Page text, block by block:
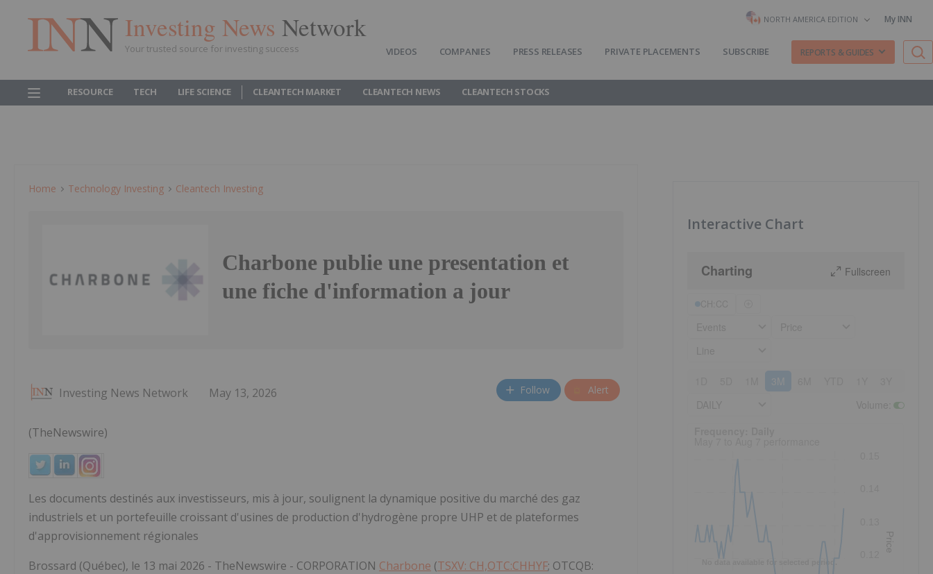
Investing News Network
Your trusted source for investing success
NORTH AMERICA EDITION My INN
VIDEOS COMPANIES PRESS RELEASES PRIVATE PLACEMENTS SUBSCRIBE REPORTS & GUIDES
RESOURCE TECH LIFE SCIENCE CLEANTECH MARKET CLEANTECH NEWS CLEANTECH STOCKS
Home Technology Investing Cleantech Investing
Charbone publie une presentation et
une fiche d'information a jour
Investing News Network May 13, 2026 Follow Alert
(TheNewswire)
Les documents destinés aux investisseurs, mis à jour, soulignent la dynamique positive du marché des gaz
industriels et un portefeuille croissant d'usines de production d'hydrogène propre UHP et de plateformes
d'approvisionnement régionales
Brossard (Québec), le 13 mai 2026 - TheNewswire - CORPORATION Charbone (TSXV: CH,OTC:CHHYF; OTCQB:
Interactive Chart
Charting Fullscreen
3M
Price